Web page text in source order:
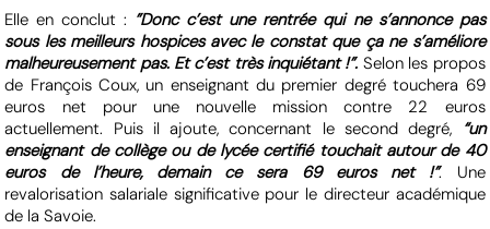
Elle en conclut : ”Donc c’est une rentrée qui ne s’annonce pas
sous les meilleurs hospices avec le constat que ça ne s’améliore
malheureusement pas. Et c’est très inquiétant !”. Selon les propos
de François Coux, un enseignant du premier degré touchera 69
euros net pour une nouvelle mission contre 22 euros
actuellement. Puis il ajoute, concernant le second degré, “un
enseignant de collège ou de lycée certifié touchait autour de 40
euros de l’heure, demain ce sera 69 euros net !”. Une
revalorisation salariale significative pour le directeur académique
de la Savoie.